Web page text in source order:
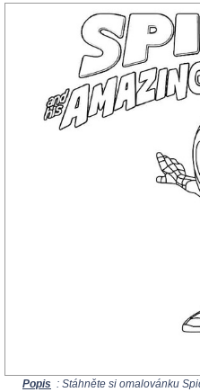
Popis : Stáhněte si omalovánku